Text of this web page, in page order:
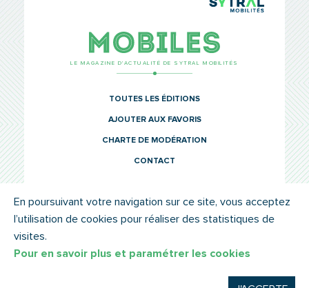
LE MAGAZINE D’ACTUALITÉ DE SYTRAL MOBILITÉS
TOUTES LES ÉDITIONS
AJOUTER AUX FAVORIS
CHARTE DE MODÉRATION
CONTACT
© SYTRAL MOBILITÉS 2022 MENTIONS LÉGALES
En poursuivant votre navigation sur ce site, vous acceptez
l’utilisation de cookies pour réaliser des statistiques de
visites.
Pour en savoir plus et paramétrer les cookies